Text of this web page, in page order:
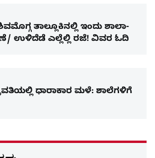
ತಾಲ್ಲೂಕಿನಲ್ಲಿ ಇಂದು ಶಾಲಾ-
ಉಳಿದೆಡೆ ಎಲ್ಲೆಲ್ಲಿ ರಜೆ! ವಿವರ ಓದಿ
ಧಾರಾಕಾರ ಮಳೆ: ಶಾಲೆಗಳಿಗೆ